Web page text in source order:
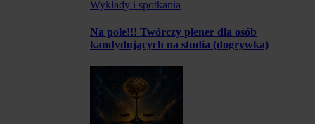
Wykłady i spotkania
Na pole!!! Twórczy plener dla osób
kandydujących na studia (dogrywka)